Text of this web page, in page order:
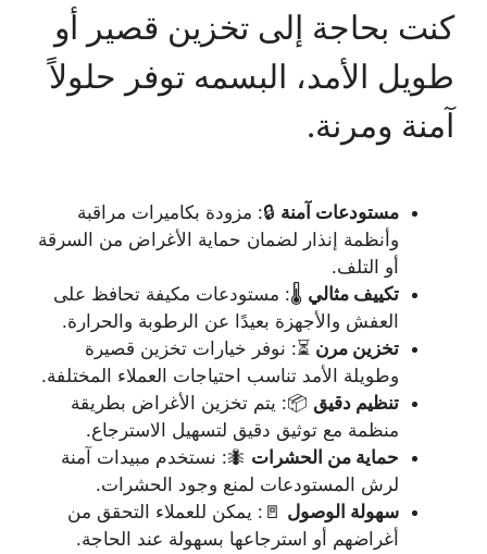
كنت بحاجة إلى تخزين قصير أو
طويل الأمد، البسمه توفر حلولاً
آمنة ومرنة.
مستودعات آمنة 🔒: مزودة بكاميرات مراقبة
وأنظمة إنذار لضمان حماية الأغراض من السرقة
أو التلف.
تكييف مثالي 🌡️: مستودعات مكيفة تحافظ على
العفش والأجهزة بعيدًا عن الرطوبة والحرارة.
تخزين مرن ⏳: نوفر خيارات تخزين قصيرة
وطويلة الأمد تناسب احتياجات العملاء المختلفة.
تنظيم دقيق 📦: يتم تخزين الأغراض بطريقة
منظمة مع توثيق دقيق لتسهيل الاسترجاع.
حماية من الحشرات 🐜: نستخدم مبيدات آمنة
لرش المستودعات لمنع وجود الحشرات.
سهولة الوصول 🚪: يمكن للعملاء التحقق من
أغراضهم أو استرجاعها بسهولة عند الحاجة.